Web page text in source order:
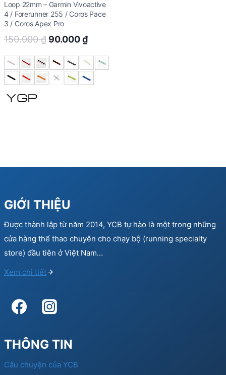
Loop 22mm – Garmin Vivoactive
4 / Forerunner 255 / Coros Pace
3 / Coros Apex Pro
150.000₫ Original
was:
150.000 ₫.
90.000₫Current
is:
90.000 ₫.
GIỚI THIỆU
Được thành lập từ năm 2014, YCB tự hào là một trong những
cửa hàng thể thao chuyên cho chạy bộ (running specialty
store) đầu tiên ở Việt Nam…
Xem chi tiết
THÔNG TIN
Câu chuyện của YCB